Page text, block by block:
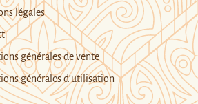
légales
générales de vente
générales d’utilisation